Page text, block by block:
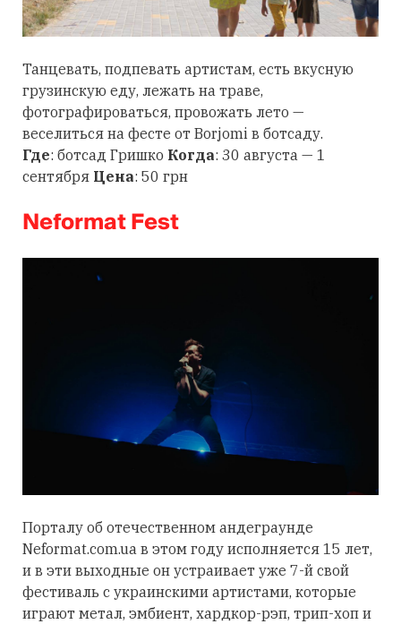
Танцевать, подпевать артистам, есть вкусную
грузинскую еду, лежать на траве,
фотографироваться, провожать лето —
веселиться на фесте от Borjomi в ботсаду.
Где: ботсад Гришко Когда: 30 августа — 1
сентября Цена: 50 грн
Neformat Fest
Порталу об отечественном андеграунде
Neformat.com.ua в этом году исполняется 15 лет,
и в эти выходные он устраивает уже 7-й свой
фестиваль с украинскими артистами, которые
играют метал, эмбиент, хардкор-рэп, трип-хоп и